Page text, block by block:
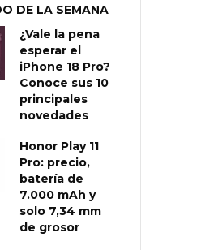
DE LA SEMANA
¿Vale la pena
esperar el
iPhone 18 Pro?
Conoce sus 10
principales
novedades
Honor Play 11
Pro: precio,
batería de
7.000 mAh y
solo 7,34 mm
de grosor